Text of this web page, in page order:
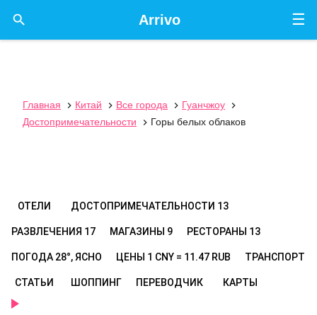
☰
Arrivo

Главная  Китай  Все города  Гуанчжоу

Достопримечательности
 Горы белых облаков
ОТЕЛИ ДОСТОПРИМЕЧАТЕЛЬНОСТИ 13
РАЗВЛЕЧЕНИЯ 17 МАГАЗИНЫ 9 РЕСТОРАНЫ 13
ПОГОДА 28°, ЯСНО ЦЕНЫ 1 CNY = 11.47 RUB ТРАНСПОРТ
СТАТЬИ ШОППИНГ ПЕРЕВОДЧИК КАРТЫ
